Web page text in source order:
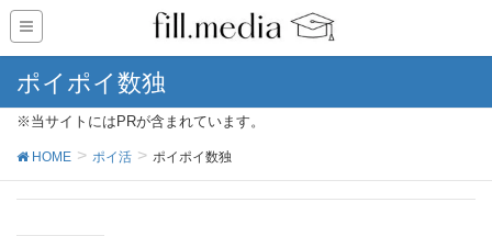
ポイポイ数独
※当サイトにはPRが含まれています。
HOME ポイ活 ポイポイ数独